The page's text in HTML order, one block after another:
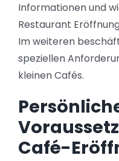
Informationen und
Restaurant
Im weiteren
speziellen
kleinen Cafés.
Café-